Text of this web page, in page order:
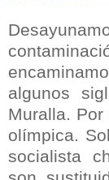
algunos
Muralla.
olímpica.
socialista